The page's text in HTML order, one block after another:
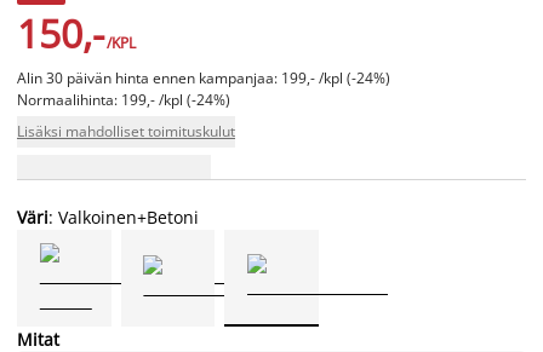
150,-/KPL
Alin 30 päivän hinta ennen kampanjaa: 199,- /kpl (-24%)
Normaalihinta: 199,- /kpl (-24%)
Lisäksi mahdolliset toimituskulut
Väri: Valkoinen+Betoni
Mitat